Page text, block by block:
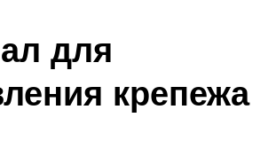
для
крепежа